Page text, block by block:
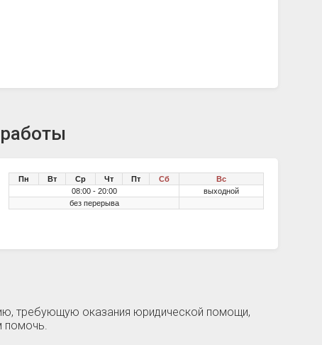
Пн Вт Ср Чт Пт Сб
Вс
08:00 - 20:00
выходной
без перерыва
требующую оказания юридической помощи,
помочь.